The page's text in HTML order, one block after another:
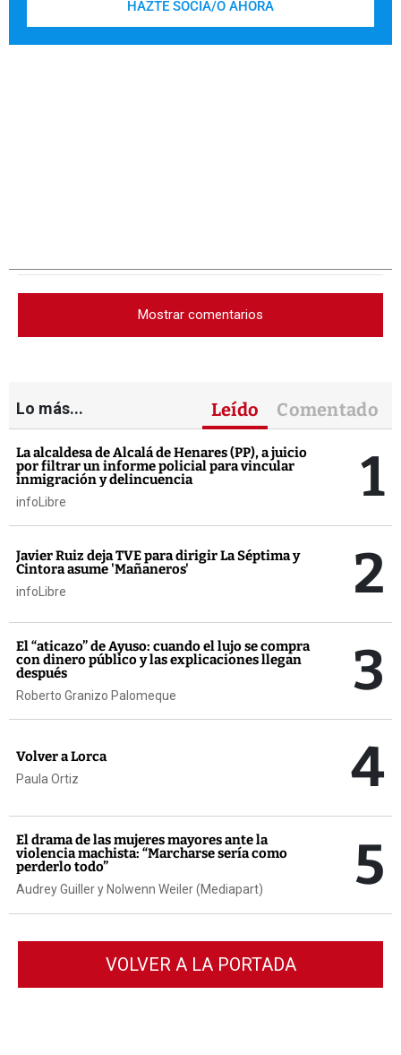
HAZTE SOCIA/O AHORA
Mostrar comentarios
Lo más... Leído Comentado
La alcaldesa de Alcalá de Henares (PP), a juicio
por filtrar un informe policial para vincular
inmigración y delincuencia
infoLibre 1
Javier Ruiz deja TVE para dirigir La Séptima y
Cintora asume 'Mañaneros'
infoLibre 2
El “aticazo” de Ayuso: cuando el lujo se compra
con dinero público y las explicaciones llegan
después
Roberto Granizo Palomeque 3
Volver a Lorca
Paula Ortiz 4
El drama de las mujeres mayores ante la
violencia machista: “Marcharse sería como
perderlo todo”
Audrey Guiller y Nolwenn Weiler (Mediapart) 5
VOLVER A LA PORTADA